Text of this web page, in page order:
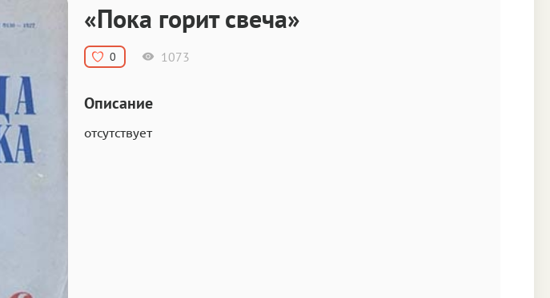
Драматургия
Компьютеры и Интернет
Фольклор
«Пока горит свеча»
0 1073
Описание
отсутствует